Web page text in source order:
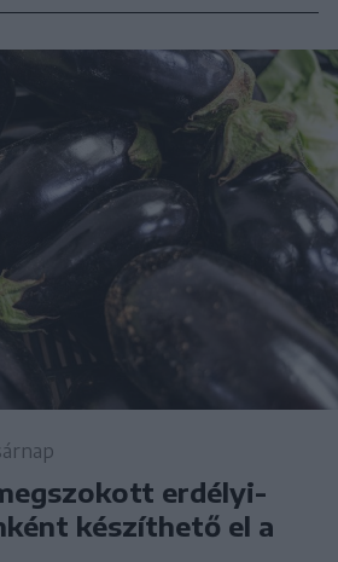
erdélyi-
készíthető el a